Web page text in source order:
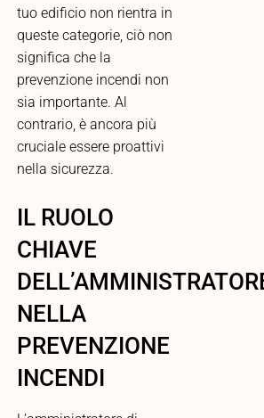
tuo edificio non rientra in
queste categorie, ciò non
significa che la
prevenzione incendi non
sia importante. Al
contrario, è ancora più
cruciale essere proattivi
nella sicurezza.
IL RUOLO
CHIAVE
NELLA
PREVENZIONE
INCENDI